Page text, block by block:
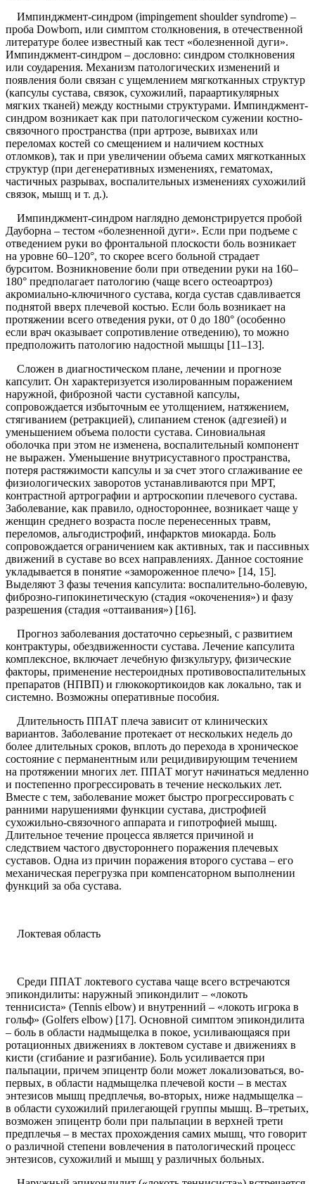
Импинджмент-синдром (impingement shoulder syndrome) –
проба Dowborn, или симптом столкновения, в отечественной
литературе более известный как тест «болезненной дуги».
Импинджмент-синдром – дословно: синдром столкновения
или соударения. Механизм патологических изменений и
появления боли связан с ущемлением мягкотканных структур
(капсулы сустава, связок, сухожилий, параартикулярных
мягких тканей) между костными структурами. Импинджмент-
синдром возникает как при патологическом сужении костно-
связочного пространства (при артрозе, вывихах или
переломах костей со смещением и наличием костных
отломков), так и при увеличении объема самих мягкотканных
структур (при дегенеративных изменениях, гематомах,
частичных разрывах, воспалительных изменениях сухожилий
связок, мышц и т. д.).
Импинджмент-синдром наглядно демонстрируется пробой
Дауборна – тестом «болезненной дуги». Если при подъеме с
отведением руки во фронтальной плоскости боль возникает
на уровне 60–120°, то скорее всего больной страдает
бурситом. Возникновение боли при отведении руки на 160–
180° предполагает патологию (чаще всего остеоартроз)
акромиально-ключичного сустава, когда сустав сдавливается
поднятой вверх плечевой костью. Если боль возникает на
протяжении всего отведения руки, от 0 до 180° (особенно
если врач оказывает сопротивление отведению), то можно
предположить патологию надостной мышцы [11–13].
Сложен в диагностическом плане, лечении и прогнозе
капсулит. Он характеризуется изолированным поражением
наружной, фиброзной части суставной капсулы,
сопровождается избыточным ее утолщением, натяжением,
стягиванием (ретракцией), слипанием стенок (адгезией) и
уменьшением объема полости сустава. Синовиальная
оболочка при этом не изменена, воспалительный компонент
не выражен. Уменьшение внутрисуставного пространства,
потеря растяжимости капсулы и за счет этого сглаживание ее
физиологических заворотов устанавливаются при МРТ,
контрастной артрографии и артроскопии плечевого сустава.
Заболевание, как правило, одностороннее, возникает чаще у
женщин среднего возраста после перенесенных травм,
переломов, альгодистрофий, инфарктов миокарда. Боль
сопровождается ограничением как активных, так и пассивных
движений в суставе во всех направлениях. Данное состояние
укладывается в понятие «замороженное плечо» [14, 15].
Выделяют 3 фазы течения капсулита: воспалительно-болевую,
фиброзно-гипокинетическую (стадия «окоченения») и фазу
разрешения (стадия «оттаивания») [16].
Прогноз заболевания достаточно серьезный, с развитием
контрактуры, обездвиженности сустава. Лечение капсулита
комплексное, включает лечебную физкультуру, физические
факторы, применение нестероидных противовоспалительных
препаратов (НПВП) и глюкокортикоидов как локально, так и
системно. Возможны оперативные пособия.
Длительность ППАТ плеча зависит от клинических
вариантов. Заболевание протекает от нескольких недель до
более длительных сроков, вплоть до перехода в хроническое
состояние с перманентным или рецидивирующим течением
на протяжении многих лет. ППАТ могут начинаться медленно
и постепенно прогрессировать в течение нескольких лет.
Вместе с тем, заболевание может быстро прогрессировать с
ранними нарушениями функции сустава, дистрофией
сухожильно-связочного аппарата и гипотрофией мышц.
Длительное течение процесса является причиной и
следствием частого двустороннего поражения плечевых
суставов. Одна из причин поражения второго сустава – его
механическая перегрузка при компенсаторном выполнении
функций за оба сустава.
Локтевая область
Среди ППАТ локтевого сустава чаще всего встречаются
эпикондилиты: наружный эпикондилит – «локоть
теннисиста» (Tennis elbow) и внутренний – «локоть игрока в
гольф» (Golfers elbow) [17]. Основной симптом эпикондилита
– боль в области надмыщелка в покое, усиливающаяся при
ротационных движениях в локтевом суставе и движениях в
кисти (сгибание и разгибание). Боль усиливается при
пальпации, причем эпицентр боли может локализоваться, во-
первых, в области надмыщелка плечевой кости – в местах
энтезисов мышц предплечья, во-вторых, ниже надмыщелка –
в области сухожилий прилегающей группы мышц. В–третьих,
возможен эпицентр боли при пальпации в верхней трети
предплечья – в местах прохождения самих мышц, что говорит
о различной степени вовлечения в патологический процесс
энтезисов, сухожилий и мышц у различных больных.